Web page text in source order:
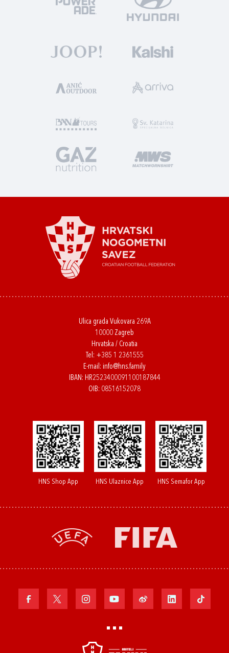
Ulica grada Vukovara 269A
10000 Zagreb
Hrvatska / Croatia
Tel: +385 1 2361555
E-mail: info@hns.family
IBAN: HR2523400091100187844
OIB: 08516152078
HNS Shop App HNS Ulaznice App HNS Semafor App